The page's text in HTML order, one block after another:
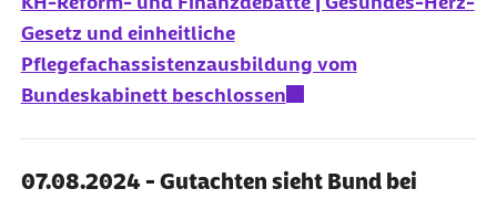
Gesetz und einheitliche
Pflegefachassistenzausbildung vom
Bundeskabinett beschlossen
07.08.2024 - Gutachten sieht Bund bei